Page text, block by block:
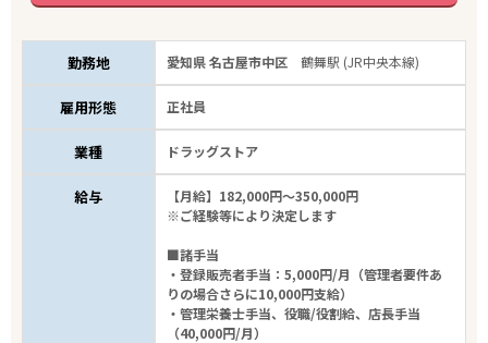
勤務地 愛知県 名古屋市中区 鶴舞駅 (JR中央本線)
雇用形態 正社員
業種 ドラッグストア
給与
【月給】182,000円～350,000円
※ご経験等により決定します
■諸手当
・登録販売者手当：5,000円/月（管理者要件あ
りの場合さらに10,000円支給）
・管理栄養士手当、役職/役割給、店長手当
（40,000円/月）